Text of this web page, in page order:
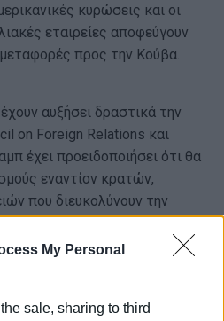
My Personal
sale, sharing to third
κυρώσεις και οι
εταιρείες αποφεύγουν
προς την Κούβα.
αυξήσει δραστικά την
on Foreign Relations και
έχει προειδοποιήσει ότι θα
εναντίον κρατών,
που διευκολύνουν την
την Κούβα. Αυτή η πολιτική
τις αποστολές
όσο και από τρίτες
την Αβάνα. (cfr.org)